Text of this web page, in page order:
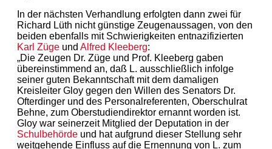
In der nächsten Verhandlung erfolgten dann zwei für
Richard Lüth nicht günstige Zeugenaussagen, von den
beiden ebenfalls mit Schwierigkeiten entnazifizierten
Karl Züge und Alfred Kleeberg:
„Die Zeugen Dr. Züge und Prof. Kleeberg gaben
übereinstimmend an, daß L. ausschließlich infolge
seiner guten Bekanntschaft mit dem damaligen
Kreisleiter Gloy gegen den Willen des Senators Dr.
Ofterdinger und des Personalreferenten, Oberschulrat
Behne, zum Oberstudiendirektor ernannt worden ist.
Gloy war seinerzeit Mitglied der Deputation in der
Schulbehörde und hat aufgrund dieser Stellung sehr
weitgehende Einfluss auf die Ernennung von L. zum